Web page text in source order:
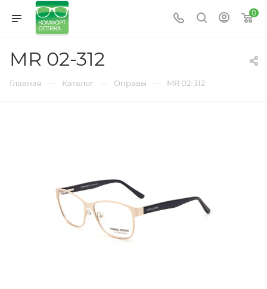
0
MR 02-312
Главная — Каталог — Оправы — MR 02-312